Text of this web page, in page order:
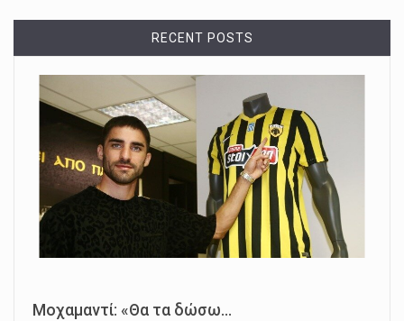
RECENT POSTS
Μοχαμαντί: «Θα τα δώσω...